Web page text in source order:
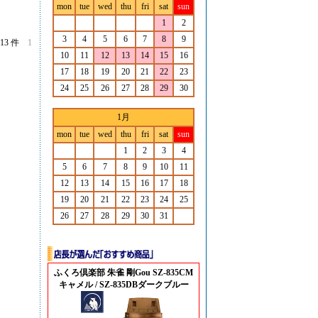
件 1
mon tue wed thu fri sat
sun
1
2
3
4 5 6 7 8
9
10
11 12 13 14 15
16
17
18 19 20 21 22
23
24
25 26 27 28 29 30
1月
mon
tue wed thu fri sat
sun
1
2 3
4
5
6 7 8 9 10
11
12
13 14 15 16 17
18
19
20 21 22 23 24
25
26
27 28 29 30 31
ふくろ倶楽部 朱雀 剛Gou SZ-835CM
キャメル / SZ-835DBダークブルー